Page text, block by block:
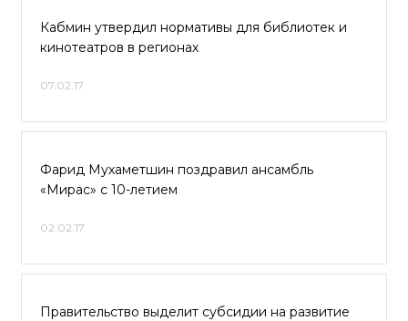
Кабмин утвердил нормативы для библиотек и
кинотеатров в регионах
07.02.17
Фарид Мухаметшин поздравил ансамбль
«Мирас» с 10-летием
02.02.17
Правительство выделит субсидии на развитие